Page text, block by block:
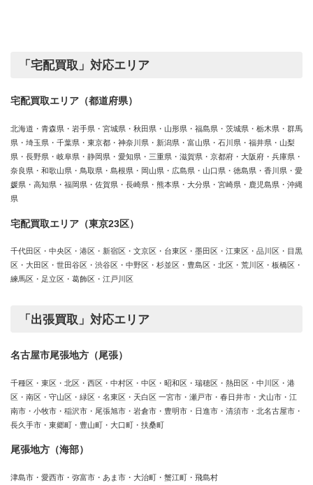
「宅配買取」対応エリア
宅配買取エリア（都道府県）
北海道・青森県・岩手県・宮城県・秋田県・山形県・福島県・茨城県・栃木県・群馬
県・埼玉県・千葉県・東京都・神奈川県・新潟県・富山県・石川県・福井県・山梨
県・長野県・岐阜県・静岡県・愛知県・三重県・滋賀県・京都府・大阪府・兵庫県・
奈良県・和歌山県・鳥取県・島根県・岡山県・広島県・山口県・徳島県・香川県・愛
媛県・高知県・福岡県・佐賀県・長崎県・熊本県・大分県・宮崎県・鹿児島県・沖縄
県
宅配買取エリア（東京23区）
千代田区・中央区・港区・新宿区・文京区・台東区・墨田区・江東区・品川区・目黒
区・大田区・世田谷区・渋谷区・中野区・杉並区・豊島区・北区・荒川区・板橋区・
練馬区・足立区・葛飾区・江戸川区
「出張買取」対応エリア
名古屋市尾張地方（尾張）
千種区・東区・北区・西区・中村区・中区・昭和区・瑞穂区・熱田区・中川区・港
区・南区・守山区・緑区・名東区・天白区 一宮市・瀬戸市・春日井市・犬山市・江
南市・小牧市・稲沢市・尾張旭市・岩倉市・豊明市・日進市・清須市・北名古屋市・
長久手市・東郷町・豊山町・大口町・扶桑町
尾張地方（海部）
津島市・愛西市・弥富市・あま市・大治町・蟹江町・飛島村